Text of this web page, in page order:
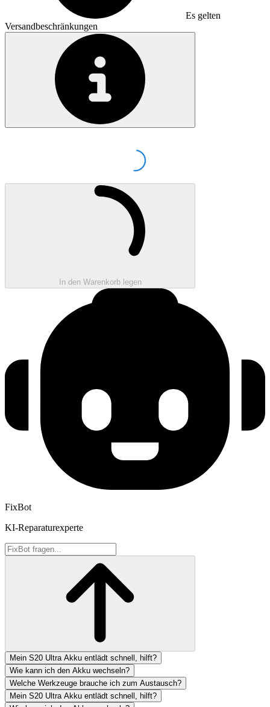
Es gelten
Versandbeschränkungen
Loading...
In den Warenkorb legen
FixBot
KI-Reparaturexperte
Mein S20 Ultra Akku entlädt schnell, hilft?
Wie kann ich den Akku wechseln?
Welche Werkzeuge brauche ich zum Austausch?
Mein S20 Ultra Akku entlädt schnell, hilft?